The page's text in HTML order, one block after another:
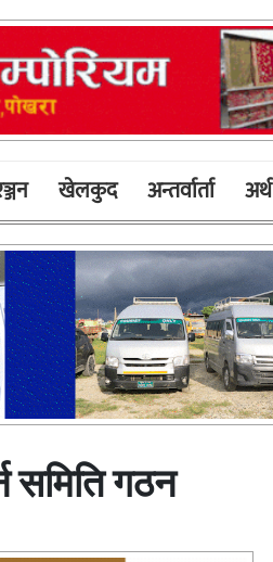
खेलकुद अन्तर्वार्ता अर्थ
समिति गठन